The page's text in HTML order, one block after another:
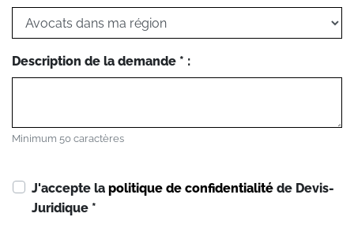
Description de la demande * :
Minimum 50 caractères
J'accepte la politique de confidentialité de Devis-
Juridique *